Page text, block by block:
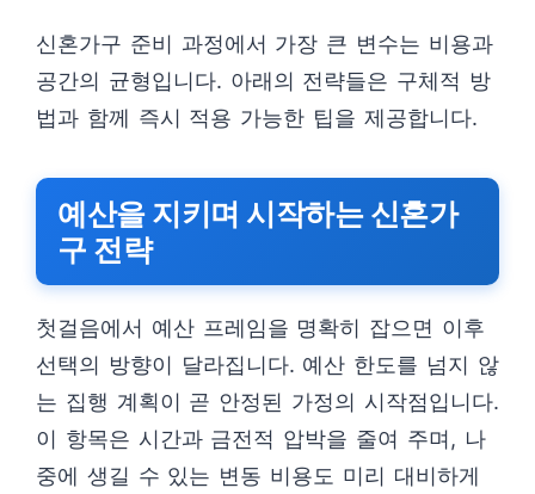
신혼가구 준비 과정에서 가장 큰 변수는 비용과
공간의 균형입니다. 아래의 전략들은 구체적 방
법과 함께 즉시 적용 가능한 팁을 제공합니다.
예산을 지키며 시작하는 신혼가
구 전략
첫걸음에서 예산 프레임을 명확히 잡으면 이후
선택의 방향이 달라집니다. 예산 한도를 넘지 않
는 집행 계획이 곧 안정된 가정의 시작점입니다.
이 항목은 시간과 금전적 압박을 줄여 주며, 나
중에 생길 수 있는 변동 비용도 미리 대비하게